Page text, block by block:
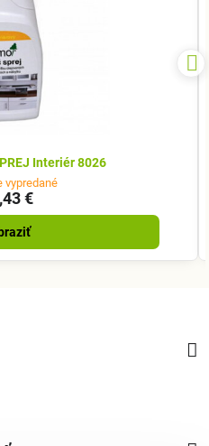
Interiér 8026
vypredané
€